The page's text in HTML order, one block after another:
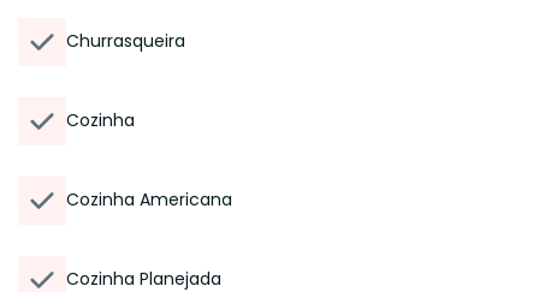
Churrasqueira
Cozinha
Cozinha Americana
Cozinha Planejada